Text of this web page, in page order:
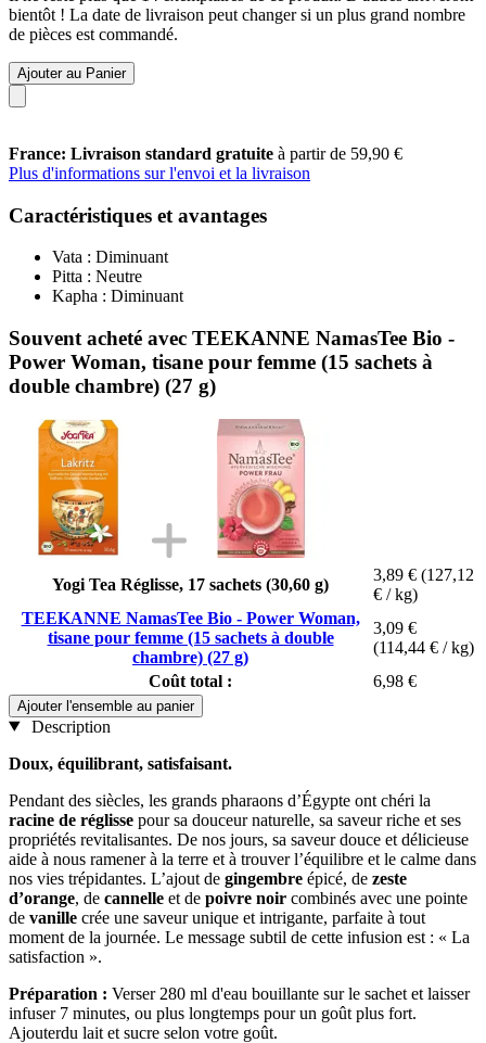
bientôt ! La date de livraison peut changer si un plus grand nombre
de pièces est commandé.
Ajouter au Panier
France: Livraison standard gratuite à partir de 59,90 €
Plus d'informations sur l'envoi et la livraison
Caractéristiques et avantages
Vata : Diminuant
Pitta : Neutre
Kapha : Diminuant
Souvent acheté avec TEEKANNE NamasTee Bio -
Power Woman, tisane pour femme (15 sachets à
double chambre) (27 g)
Yogi Tea Réglisse, 17 sachets (30,60 g)
3,89 € (127,12
€ / kg)
TEEKANNE NamasTee Bio - Power Woman,
tisane pour femme (15 sachets à double
chambre) (27 g)
3,09 €
(114,44 € / kg)
Coût total :
6,98 €
Ajouter l'ensemble au panier
Description
Doux, équilibrant, satisfaisant.
Pendant des siècles, les grands pharaons d’Égypte ont chéri la
racine de réglisse pour sa douceur naturelle, sa saveur riche et ses
propriétés revitalisantes. De nos jours, sa saveur douce et délicieuse
aide à nous ramener à la terre et à trouver l’équilibre et le calme dans
nos vies trépidantes. L’ajout de gingembre épicé, de zeste
d’orange, de cannelle et de poivre noir combinés avec une pointe
de vanille crée une saveur unique et intrigante, parfaite à tout
moment de la journée. Le message subtil de cette infusion est : « La
satisfaction ».
Préparation : Verser 280 ml d'eau bouillante sur le sachet et laisser
infuser 7 minutes, ou plus longtemps pour un goût plus fort.
Ajouterdu lait et sucre selon votre goût.